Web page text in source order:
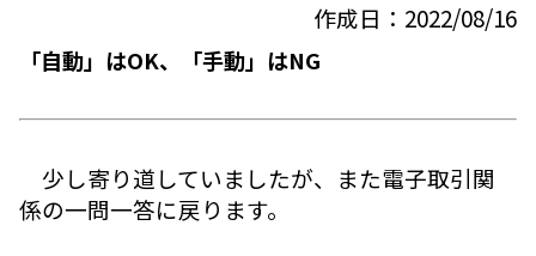
作成日：2022/08/16
「自動」はOK、「手動」はNG
少し寄り道していましたが、また電子取引関
係の一問一答に戻ります。